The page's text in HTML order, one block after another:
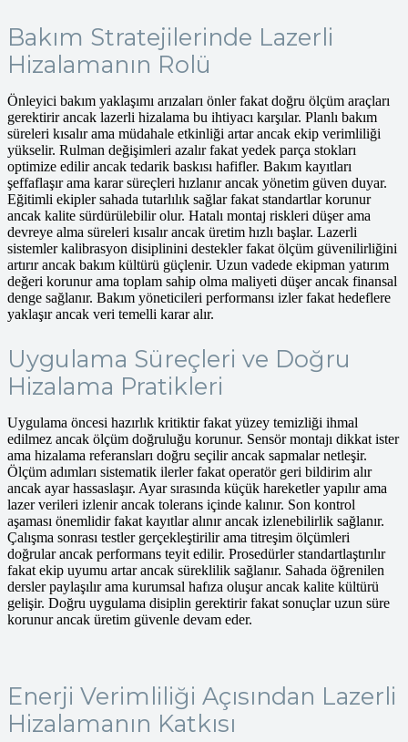
Bakım Stratejilerinde Lazerli
Hizalamanın Rolü
Önleyici bakım yaklaşımı arızaları önler fakat doğru ölçüm araçları
gerektirir ancak lazerli hizalama bu ihtiyacı karşılar. Planlı bakım
süreleri kısalır ama müdahale etkinliği artar ancak ekip verimliliği
yükselir. Rulman değişimleri azalır fakat yedek parça stokları
optimize edilir ancak tedarik baskısı hafifler. Bakım kayıtları
şeffaflaşır ama karar süreçleri hızlanır ancak yönetim güven duyar.
Eğitimli ekipler sahada tutarlılık sağlar fakat standartlar korunur
ancak kalite sürdürülebilir olur. Hatalı montaj riskleri düşer ama
devreye alma süreleri kısalır ancak üretim hızlı başlar. Lazerli
sistemler kalibrasyon disiplinini destekler fakat ölçüm güvenilirliğini
artırır ancak bakım kültürü güçlenir. Uzun vadede ekipman yatırım
değeri korunur ama toplam sahip olma maliyeti düşer ancak finansal
denge sağlanır. Bakım yöneticileri performansı izler fakat hedeflere
yaklaşır ancak veri temelli karar alır.
Uygulama Süreçleri ve Doğru
Hizalama Pratikleri
Uygulama öncesi hazırlık kritiktir fakat yüzey temizliği ihmal
edilmez ancak ölçüm doğruluğu korunur. Sensör montajı dikkat ister
ama hizalama referansları doğru seçilir ancak sapmalar netleşir.
Ölçüm adımları sistematik ilerler fakat operatör geri bildirim alır
ancak ayar hassaslaşır. Ayar sırasında küçük hareketler yapılır ama
lazer verileri izlenir ancak tolerans içinde kalınır. Son kontrol
aşaması önemlidir fakat kayıtlar alınır ancak izlenebilirlik sağlanır.
Çalışma sonrası testler gerçekleştirilir ama titreşim ölçümleri
doğrular ancak performans teyit edilir. Prosedürler standartlaştırılır
fakat ekip uyumu artar ancak süreklilik sağlanır. Sahada öğrenilen
dersler paylaşılır ama kurumsal hafıza oluşur ancak kalite kültürü
gelişir. Doğru uygulama disiplin gerektirir fakat sonuçlar uzun süre
korunur ancak üretim güvenle devam eder.
Enerji Verimliliği Açısından Lazerli
Hizalamanın Katkısı